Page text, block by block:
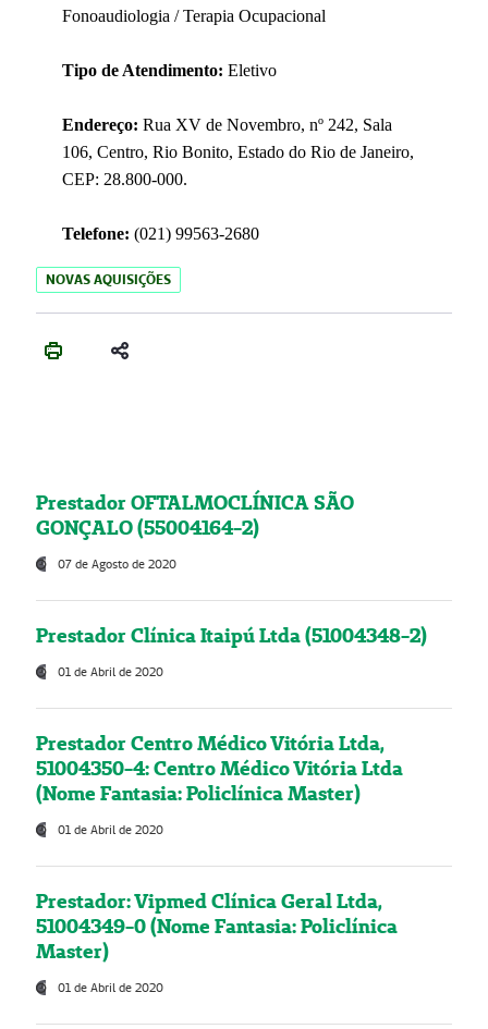
Fonoaudiologia / Terapia Ocupacional
Tipo de Atendimento: Eletivo
Endereço: Rua XV de Novembro, nº 242, Sala
106, Centro, Rio Bonito, Estado do Rio de Janeiro,
CEP: 28.800-000.
Telefone: (021) 99563-2680
NOVAS AQUISIÇÕES
Prestador OFTALMOCLÍNICA SÃO
GONÇALO (55004164-2)
07 de Agosto de 2020
Prestador Clínica Itaipú Ltda (51004348-2)
01 de Abril de 2020
Prestador Centro Médico Vitória Ltda,
51004350-4: Centro Médico Vitória Ltda
(Nome Fantasia: Policlínica Master)
01 de Abril de 2020
Prestador: Vipmed Clínica Geral Ltda,
51004349-0 (Nome Fantasia: Policlínica
Master)
01 de Abril de 2020